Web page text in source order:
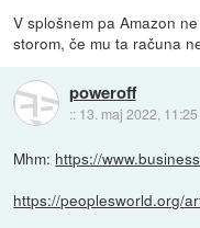
V splošnem pa Amazon
storom, če mu ta računa
poweroff
:: 13. maj 2022, 11:25
Mhm: https://
https://peoplesworld.org/